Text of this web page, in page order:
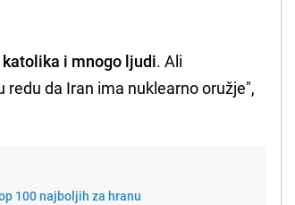
i mnogo ljudi. Ali
da Iran ima nuklearno oružje",
100 najboljih za hranu